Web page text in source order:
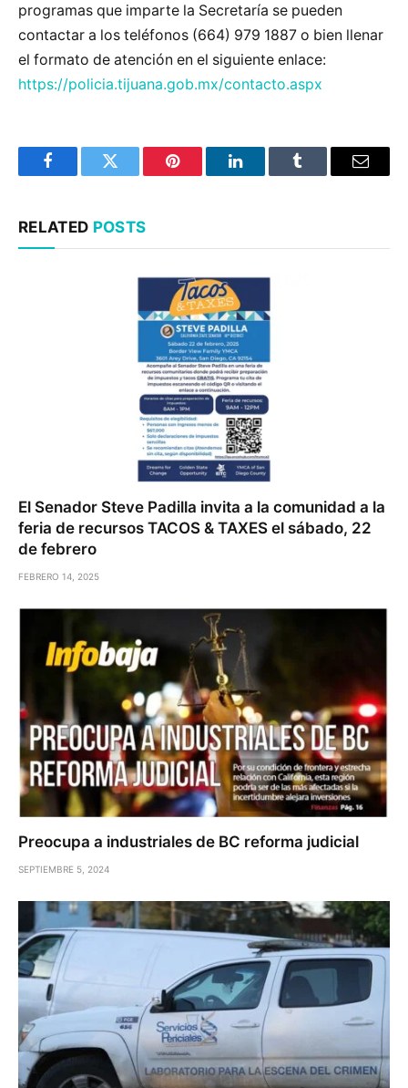
programas que imparte la Secretaría se pueden
contactar a los teléfonos (664) 979 1887 o bien llenar
el formato de atención en el siguiente enlace:
https://policia.tijuana.gob.mx/contacto.aspx
FacebookTwitter Pinterest LinkedInTumblr Email
RELATED POSTS
El Senador Steve Padilla invita a la comunidad a la
feria de recursos TACOS & TAXES el sábado, 22
de febrero
FEBRERO 14, 2025
Preocupa a industriales de BC reforma judicial
SEPTIEMBRE 5, 2024